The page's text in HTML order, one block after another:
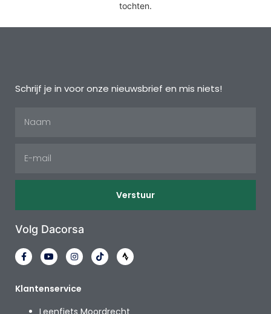
tochten.
Schrijf je in voor onze nieuwsbrief en mis niets!
Verstuur
Volg Dacorsa
Klantenservice
Leenfiets Moordrecht